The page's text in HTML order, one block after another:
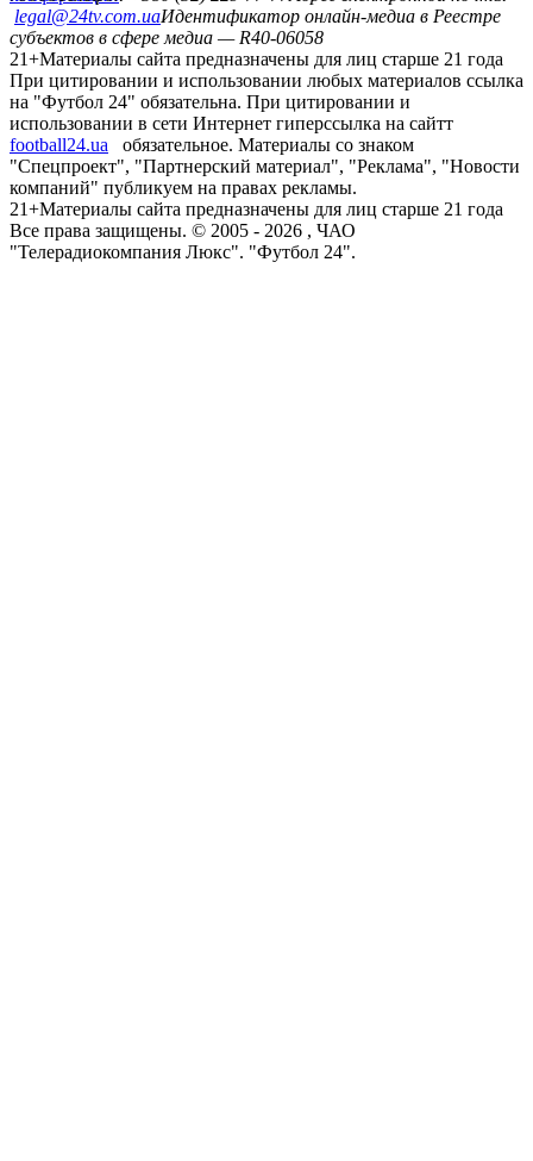
legal@24tv.com.uaИдентификатор онлайн-медиа в Реестре
субъектов в сфере медиа — R40-06058
21+Материалы сайта предназначены для лиц старше 21 года
При цитировании и использовании любых материалов ссылка
на "Футбол 24" обязательна. При цитировании и
использовании в сети Интернет гиперссылка на сайтт
football24.ua
обязательное. Материалы со знаком
"Спецпроект", "Партнерский материал", "Реклама", "Новости
компаний" публикуем на правах рекламы.
21+Материалы сайта предназначены для лиц старше 21 года
Все права защищены. © 2005 - 2026 , ЧАО
"Телерадиокомпания Люкс". "Футбол 24".